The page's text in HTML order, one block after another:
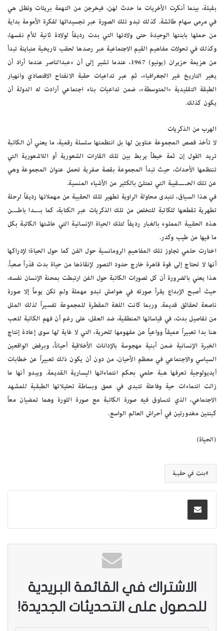
بقبلة، بينما أنكرت الأخريات ما حدث لهن، فيخرجن من التهمة بريئات وتظل هي
في مرمى سهام طائشة. كذلك تبدو تلك الصورة عبر تجسيداتها لفكرة الأمومة بداية
من حملها بابنتها الوحيدة حتى ولادتها التي بدت رديفاً لولادة ثانية للأم نفسها،
وكذلك في تحولات مفاهيم القيم الاجتماعية عبر رصدها لحقب تاريخية متباينة تبدأ
من هزيمة حزيران (يونيو) 1967، عندما تشير إلى أن «عبدالناصر عندما أراد أن
يغير التاريخ غير الجغرافيا»، ثم عبر تداعيات حقبة الانفتاح الاقتصادي وانهيار
الطبقة التقليدية «المتوسطة»، ضمن تداعيات بناء اجتماعي أرادت له الدولة أن
يكون كذلك.
الهرب من الذكريات
لا تأخذ قصص المجموعة عناوين لها بل انتظمتها سلسلة رقمية، ما يعني أن الكاتبة
تريد القول إن ثمة خيطاً يربط بين تلك القارات الشعورية أو اللاشعورية التي
تنتظمها الأحداث، حيث تبدأ المجموعة بقصة صفرية تحمل عنوان المجموعة وهي
عن تلك الحــــقيبة التي تمتلئ بالكثير من الأشياء المنسية.
في هذا السياق، تتبدى محاولة الراوية تطهير تلك الحقيبة من مهملاتها رديفاً لرحلة
تطهرية تقطعها للكاتبة للتخلص من تلك الذكريات عبر الكتابة، كما بـــدا باطـــن
هذه الحقيبة المملوء بالغبار رديفاً لتلك الحياة الإنسانية التي عاشتها الكاتبة بكل
ما فيها من طيب وكدر.
اختارت حلمي تجاوز تلك المفاهيم الرومانسية حول الفن كما حول الحياة؛ لإدراكها
أنها لا تحتاج إلى قوة قاهرة خارج حدود التصور لإنقاذها من حياة بدت قدَراً صعباً.
هذا يعني بالضرورة أن كل تصورات الكاتبة حول الفن ارتبطت بمحنة الإنسان نفسه،
حيث أصبح الإبداع يقرأ صورته في هوامش تبدو مهملة ولم تكن يوماً إلا صورة
ناصعة لحقائق قديمة. وربما كانت اللغة المقطرة للمجموعة تفسيراً لذلك الملل
من تفاصيل بدت، في قياساتها المنطقية، ضد العقل، على رغم أن فهم الكاتبة للعب
هنا بدا تعبيراً عميقاً وواعياً عن مفهومها للحرية، التي لا غاية لها سوى إعادة إنتاج
الخبرة الإنسانية ضمن أبنية مهجوسة بالإدانات الأخلاقية أحياناً، وبرفض الواقعين
السياسي والاجتماعي في معظم الأحيان، من دون أن يكون ذلك تعبيراً عن خطابات
أيديولوجية تعرفها هبة حلمي بحكم انتماءاتها اليسارية القديمة. ويبدو أنها ما
زالت انتماءات حية وفاعلة تتبدى في عمق وبساطة تحليلاتها الطبقية للمشهد
الاجتماعي، الذي تتساوق فيه صورة الكاتبة مع صورة الثورة وهما تمضيان معاً
كبنتين مغدورتين في أحراش العالم الواسع.
(الحياة)
بنت في حقيبة
الاشتراك في القائمة البريدية
للحصول على التحديثات الجديدة!